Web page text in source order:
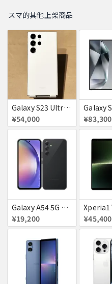
スマ的其他上架商品
Galaxy S23 Ultra SC-52D クリーム docomo 送料無料
¥54,000
¥83,300
Galaxy A54 5G SC−23D docomo オーサムグラファイト 送料無料
¥19,200
¥45,400